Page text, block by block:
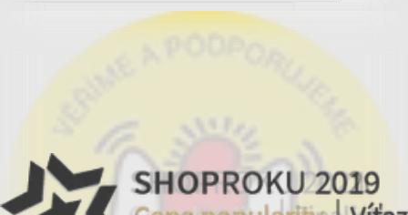
Zobraziť všetko
Všetko z Obliečky